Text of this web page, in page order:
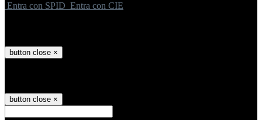
Entra con SPID Entra con CIE
button close ×
button close ×